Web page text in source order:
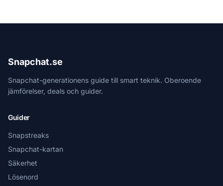
Snapchat.se
Snapchat-generationens guide till smart teknik. Oberoende
jämförelser, deals och guider.
Guider
Snapstreaks
Snapchat-kartan
Säkerhet
Lösenord